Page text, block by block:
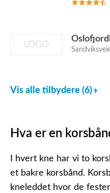
LOGO
Vis alle tilbydere (6)
Hva er en
I hvert kne har vi to
et bakre korsbånd.
kneleddet hvor de